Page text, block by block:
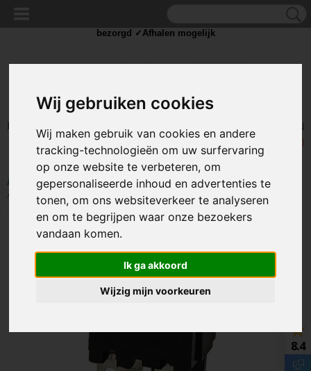
Wij gebruiken cookies
Wij maken gebruik van cookies en andere
tracking-technologieën om uw surfervaring
op onze website te verbeteren, om
gepersonaliseerde inhoud en advertenties te
tonen, om ons websiteverkeer te analyseren
en om te begrijpen waar onze bezoekers
vandaan komen.
Ik ga akkoord
Wijzig mijn voorkeuren
Inloggen
UW WINKELWAGEN
Geen producten
(0)
Home >STROOM>Schakelaars>Standaard schakelaar>200V+
schakelaars
SCHAKELAAR - ‘on/off’ - 250V 6A - ZWART - 4 polig
bezorgd ✓Afhalen mogelijk
8.4